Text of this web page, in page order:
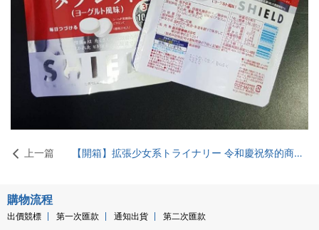
上一篇 【開箱】拡張少女系トライナリー 令和慶祝祭的商品& 福袋
購物流程
出價競標 第一次匯款 通知出貨 第二次匯款